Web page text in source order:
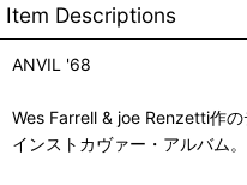
Item Descriptions
ANVIL '68
Wes Farrell & joe Renzetti作
インストカヴァー・アルバム。